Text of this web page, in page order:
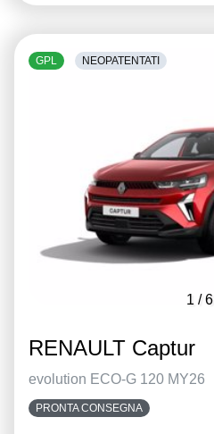
1 /6
GPL NEOPATENTATI
RENAULT Captur
evolution ECO-G 120 MY26
PRONTA CONSEGNA